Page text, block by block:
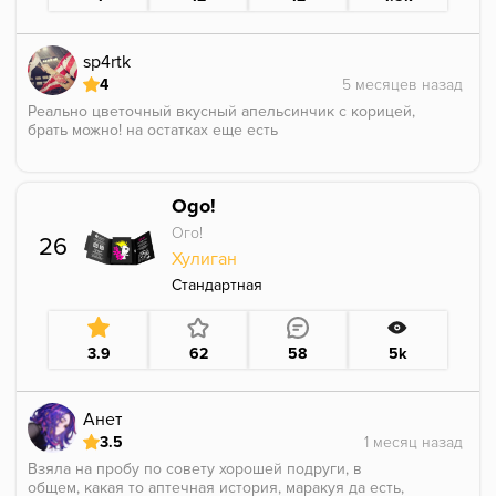
sp4rtk
4
Реально цветочный вкусный апельсинчик с корицей,
брать можно! на остатках еще есть
26
Ogo!
Ого!
Хулиган
Стандартная
3.9 62 58 5k
Анет
3.5
Взяла на пробу по совету хорошей подруги, в
общем, какая то аптечная история, маракуя да есть,